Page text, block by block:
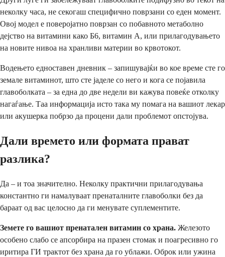
неколку часа, не секогаш специфично поврзани со еден момент.
Овој модел е поверојатно поврзан со побавното метаболно
дејство на витамини како Б6, витамин А, или прилагодувањето
на новите нивоа на хранливи материи во крвотокот.
Водењето едноставен дневник – запишувајќи во кое време сте го
земале витаминот, што сте јаделе со него и кога се појавила
главоболката – за една до две недели ви кажува повеќе отколку
нагаѓање. Таа информација исто така му помага на вашиот лекар
или акушерка побрзо да процени дали проблемот опстојува.
Дали времето или формата прават
разлика?
Да – и тоа значително. Неколку практични прилагодувања
константно ги намалуваат пренаталните главоболки без да
бараат од вас целосно да ги менувате суплементите.
Земете го вашиот пренатален витамин со храна. Железото
особено слабо се апсорбира на празен стомак и поагресивно го
иритира ГИ трактот без храна да го ублажи. Оброк или ужина